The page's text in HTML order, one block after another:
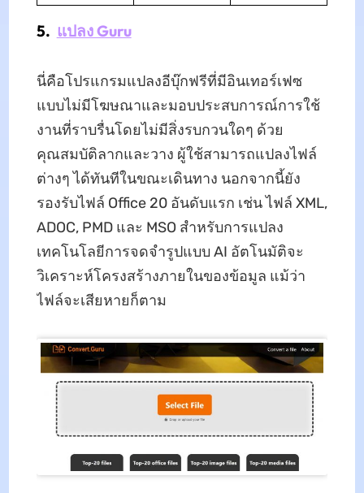
5. แปลง Guru
นี่คือโปรแกรมแปลงอีบุ๊กฟรีที่มีอินเทอร์เฟซ
แบบไม่มีโฆษณาและมอบประสบการณ์การใช้
งานที่ราบรื่นโดยไม่มีสิ่งรบกวนใดๆ ด้วย
คุณสมบัติลากและวาง ผู้ใช้สามารถแปลงไฟล์
ต่างๆ ได้ทันทีในขณะเดินทาง นอกจากนี้ยัง
รองรับไฟล์ Office 20 อันดับแรก เช่น ไฟล์ XML,
ADOC, PMD และ MSO สำหรับการแปลง
เทคโนโลยีการจดจำรูปแบบ AI อัตโนมัติจะ
วิเคราะห์โครงสร้างภายในของข้อมูล แม้ว่า
ไฟล์จะเสียหายก็ตาม